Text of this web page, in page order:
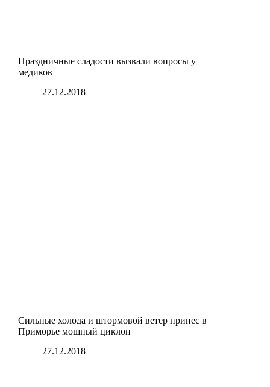
Праздничные сладости вызвали вопросы у
медиков
27.12.2018
Сильные холода и штормовой ветер принес в
Приморье мощный циклон
27.12.2018